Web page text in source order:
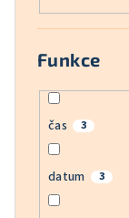
Funkce
čas 3
datum 3